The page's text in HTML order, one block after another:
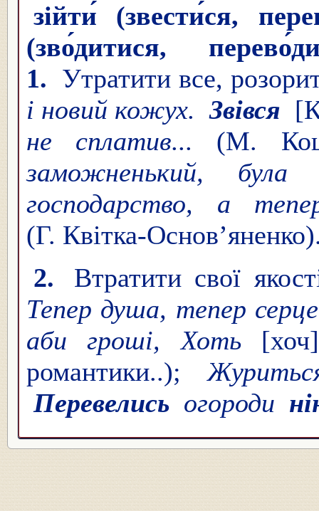
зійти́ (звести́ся,
(зво́дитися,
1. Утратити все,
і новий кожух. Звівся
не сплатив... (М.
заможненький,
господарство, а
(Г. Квітка-
2.
Втратити свої
Тепер душа, тепер
аби гроші, Хоть
романтики..);
Перевелись огороди